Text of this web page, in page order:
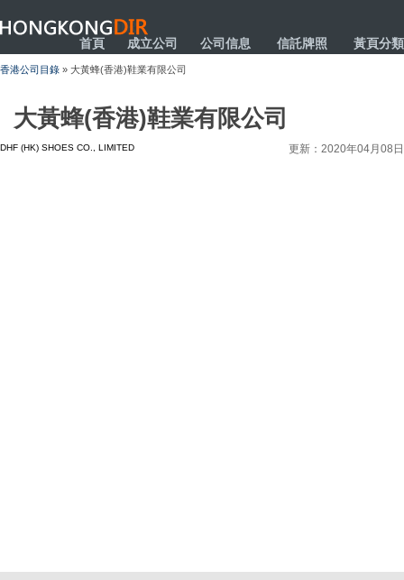
HONGKONGDIR
首頁 成立公司 公司信息 信託牌照 黃頁分類
香港公司目錄 » 大黃蜂(香港)鞋業有限公司
大黃蜂(香港)鞋業有限公司
DHF (HK) SHOES CO., LIMITED 更新：2020年04月08日